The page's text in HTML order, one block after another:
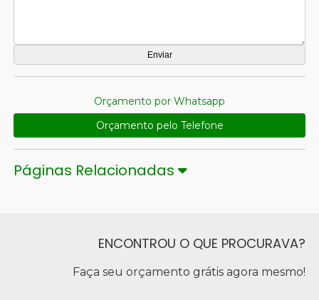
Orçamento por Whatsapp
Orçamento pelo Telefone
Páginas Relacionadas
ENCONTROU O QUE PROCURAVA?
Faça seu orçamento grátis agora mesmo!